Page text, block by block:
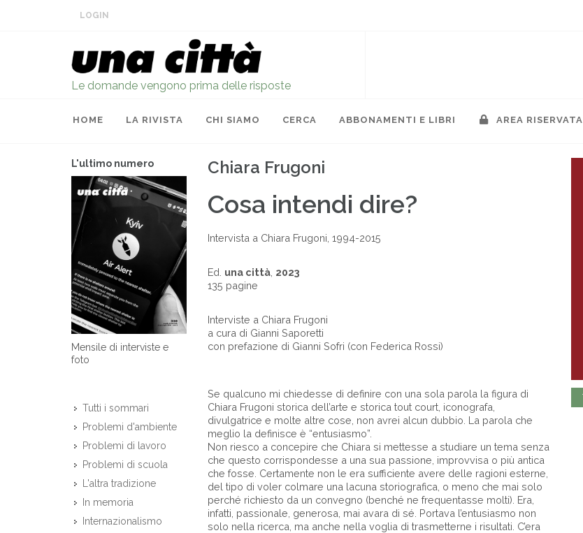
LOGIN
Le domande vengono prima delle risposte
HOME LA RIVISTA CHI SIAMO CERCA ABBONAMENTI E LIBRI AREA RISERVATA
L'ultimo numero
Mensile di interviste e
foto
Tutti i sommari
Problemi d'ambiente
Problemi di lavoro
Problemi di scuola
L'altra tradizione
In memoria
Internazionalismo
Chiara Frugoni
Cosa intendi dire?
Intervista a Chiara Frugoni, 1994-2015
Ed. una città 2023
135 pagine
Interviste a Chiara Frugoni
a cura di Gianni Saporetti
con prefazione di Gianni Sofri (con Federica Rossi)
Se qualcuno mi chiedesse di definire con una sola parola la figura di
Chiara Frugoni storica dell’arte e storica tout court, iconografa,
divulgatrice e molte altre cose, non avrei alcun dubbio. La parola che
meglio la definisce è “entusiasmo”.
Non riesco a concepire che Chiara si mettesse a studiare un tema senza
che questo corrispondesse a una sua passione, improvvisa o più antica
che fosse. Certamente non le era sufficiente avere delle ragioni esterne,
del tipo di voler colmare una lacuna storiografica, o meno che mai solo
perché richiesto da un convegno (benché ne frequentasse molti). Era,
infatti, passionale, generosa, mai avara di sé. Portava l’entusiasmo non
solo nella ricerca, ma anche nella voglia di trasmetterne i risultati. C’era